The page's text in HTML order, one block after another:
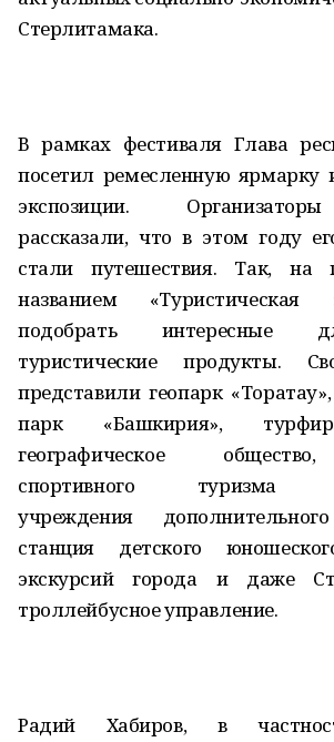
Стерлитамака.
В рамках фестиваля Глава
посетил ремесленную ярмарку
экспозиции.
рассказали, что в этом году
стали путешествия. Так, на
названием
подобрать интересные
туристические продукты.
представили геопарк
парк «Башкирия»,
географическое
спортивного туризма
учреждения
станция детского
экскурсий города и даже
троллейбусное управление.
Радий Хабиров, в